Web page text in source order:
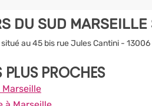
DU SUD
au 45 bis rue Jules Cantini -
PLUS PROCHES